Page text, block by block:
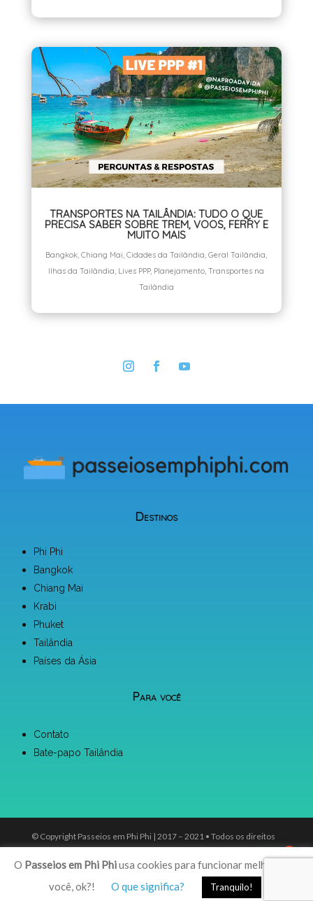
TRANSPORTES NA TAILÂNDIA: TUDO O QUE
PRECISA SABER SOBRE TREM, VOOS, FERRY E
MUITO MAIS
Bangkok,Chiang Mai,Cidades da Tailândia,Geral Tailândia,
Ilhas da Tailândia, Lives PPP, Planejamento,Transportes na
Tailândia
Destinos
Phi Phi
Bangkok
Chiang Mai
Krabi
Phuket
Tailândia
Países da Ásia
Para você
Contato
Bate-papo Tailândia
© Copyright Passeios em Phi Phi | 2017 – 2021 • Todos os direitos
O Passeios em Phi Phiusa cookies para funcionar melhor para
você, ok?!
O que significa? Tranquilo!